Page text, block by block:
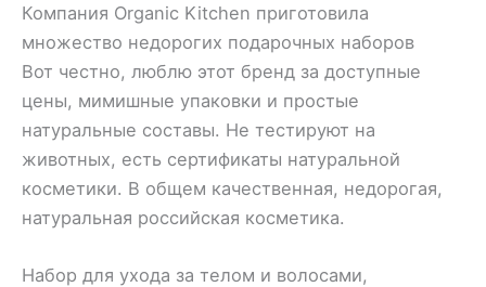
Компания Organic Kitchen приготовила
множество недорогих подарочных наборов
Вот честно, люблю этот бренд за доступные
цены, мимишные упаковки и простые
натуральные составы. Не тестируют на
животных, есть сертификаты натуральной
косметики. В общем качественная, недорогая,
натуральная российская косметика.
Набор для ухода за телом и волосами,